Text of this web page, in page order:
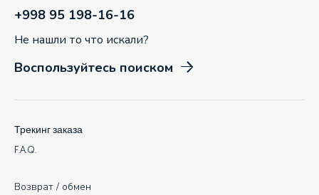
+998 95 198-16-16
Не нашли то что искали?
Воспользуйтесь поиском
Возврат / обмен
Трекинг заказа
F.A.Q.